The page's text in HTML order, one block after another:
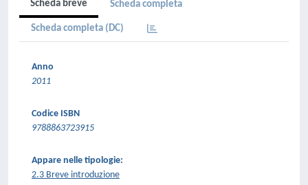
Scheda breve Scheda completa
Scheda completa (DC)
Anno
2011
Codice ISBN
9788863723915
Appare nelle tipologie:
2.3 Breve introduzione